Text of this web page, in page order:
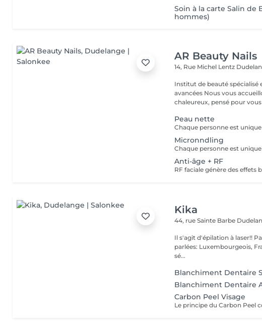
Soin à la carte Salin de
hommes)
AR Beauty Nails
14, Rue Michel Lentz
Institut de beauté spécialisé
avancées Nous vous accueillons dans un espace moderne et
chaleureux, pensé pour vous
Peau nette
Micronndling
Anti-âge + RF
Kika
44, rue Sainte Barbe
Il s'agit d'épilation à laser!! Pas d'épilation à la cire ni au fil! Langues
parlées: Luxembourgeois,
sé...
Blanchiment Dentaire
Blanchiment Dentaire
Carbon Peel Visage